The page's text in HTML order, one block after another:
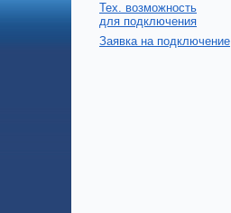
Тех. возможность
для подключения
Заявка на подключение